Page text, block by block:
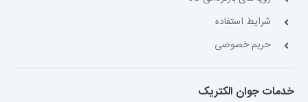
شرایط استفاده
حریم خصوصی
خدمات جوان الکتریک